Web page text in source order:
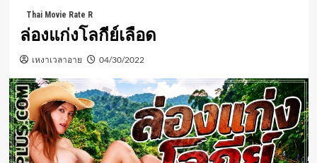
Thai Movie Rate R
ล่องแก่งโลกีย์เลือด
เหงาเวลาอาย 04/30/2022